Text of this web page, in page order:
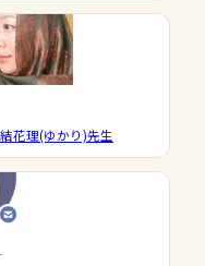
花理(ゆかり)先生